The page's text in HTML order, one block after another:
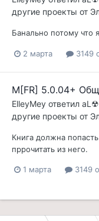
другие проекты от
Банально потому
2 марта 3149
M[FR] 5.0.04+
ElleyMey ответил aL☢
другие проекты от
Книга должна
пррочитать из него.
1 марта 3149